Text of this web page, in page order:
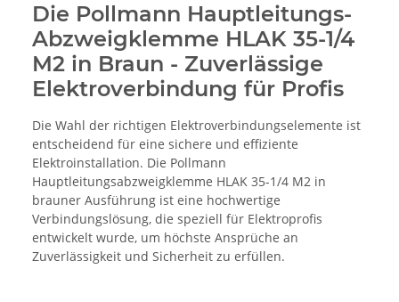
Die Pollmann Hauptleitungs-
Abzweigklemme HLAK 35-1/4
M2 in Braun - Zuverlässige
Elektroverbindung für Profis
Die Wahl der richtigen Elektroverbindungselemente ist
entscheidend für eine sichere und effiziente
Elektroinstallation. Die Pollmann
Hauptleitungsabzweigklemme HLAK 35-1/4 M2 in
brauner Ausführung ist eine hochwertige
Verbindungslösung, die speziell für Elektroprofis
entwickelt wurde, um höchste Ansprüche an
Zuverlässigkeit und Sicherheit zu erfüllen.